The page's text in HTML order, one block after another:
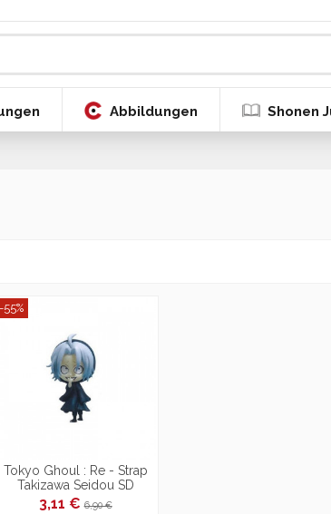
Abbildungen Shonen
-55%
Tokyo Ghoul : Re - Strap
Takizawa Seidou SD
Figure Keychain
3,11 €6,90 €